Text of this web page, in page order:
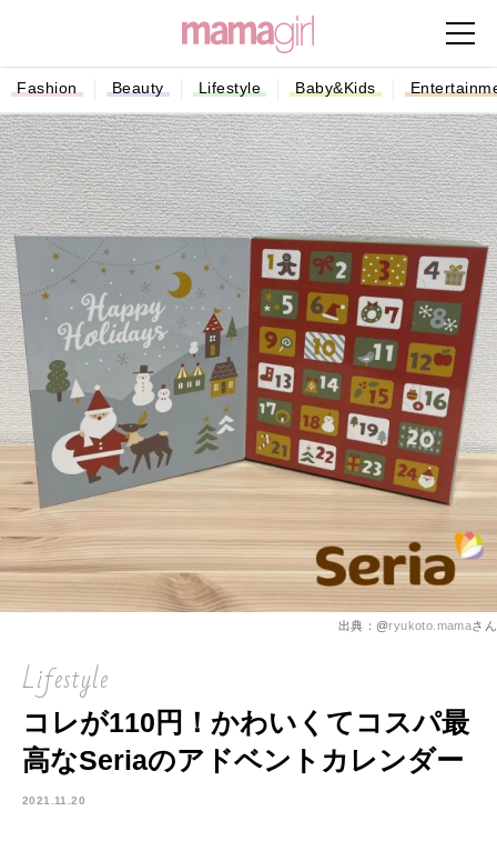
Fashion Beauty Lifestyle Baby&Kids
出典：@ryukoto.mamaさん
Lifestyle
コレが110円！かわいくてコスパ最
高なSeriaのアドベントカレンダー
2021.11.20